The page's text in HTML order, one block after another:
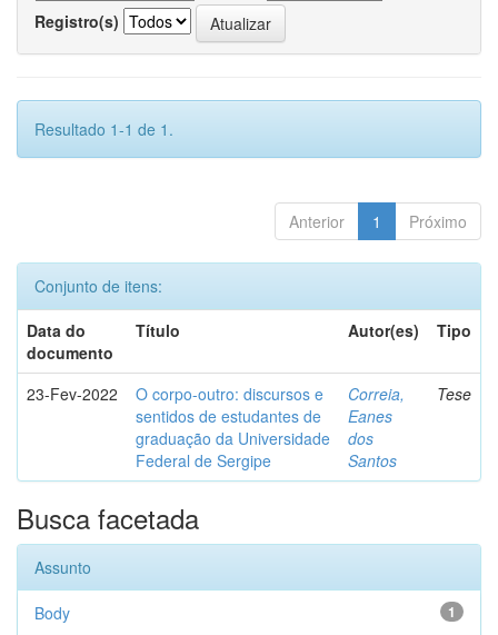
Registro(s)
Resultado 1-1 de 1.
Anterior 1 Próximo
Conjunto de itens:
Data do
documento
Título Autor(es) Tipo
23-Fev-2022
O corpo-outro: discursos e
sentidos de estudantes de
graduação da Universidade
Federal de Sergipe
Correia,
Eanes
dos
Santos
Tese
Busca facetada
Assunto
1
Body